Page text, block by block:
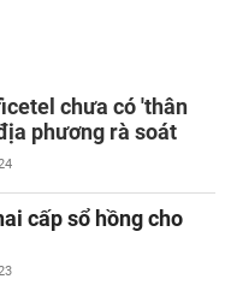
chưa có 'thân
phương rà soát
cấp sổ hồng cho